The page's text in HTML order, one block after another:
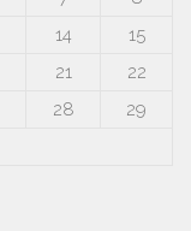
14
15
21
22
28
29